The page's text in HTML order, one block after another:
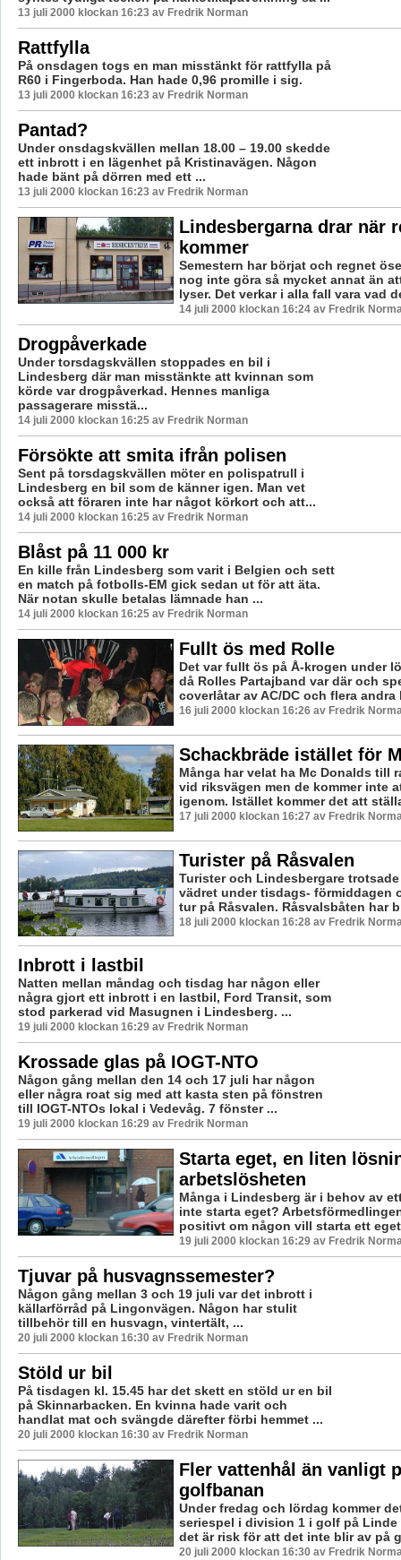
13 juli 2000 klockan 16:23 av Fredrik Norman
Rattfylla
På onsdagen togs en man misstänkt för rattfylla på
R60 i Fingerboda. Han hade 0,96 promille i sig.
13 juli 2000 klockan 16:23 av Fredrik Norman
Pantad?
Under onsdagskvällen mellan 18.00 – 19.00 skedde
ett inbrott i en lägenhet på Kristinavägen. Någon
hade bänt på dörren med ett ...
13 juli 2000 klockan 16:23 av Fredrik Norman
Lindesbergarna drar när
kommer
Semestern har börjat och regnet
nog inte göra så mycket annat än
lyser. Det verkar i alla fall vara vad
14 juli 2000 klockan 16:24 av Fredrik
Drogpåverkade
Under torsdagskvällen stoppades en bil i
Lindesberg där man misstänkte att kvinnan som
körde var drogpåverkad. Hennes manliga
passagerare misstä...
14 juli 2000 klockan 16:25 av Fredrik Norman
Försökte att smita ifrån polisen
Sent på torsdagskvällen möter en polispatrull i
Lindesberg en bil som de känner igen. Man vet
också att föraren inte har något körkort och att...
14 juli 2000 klockan 16:25 av Fredrik Norman
Blåst på 11 000 kr
En kille från Lindesberg som varit i Belgien och sett
en match på fotbolls-EM gick sedan ut för att äta.
När notan skulle betalas lämnade han ...
14 juli 2000 klockan 16:25 av Fredrik Norman
Fullt ös med Rolle
Det var fullt ös på Å-krogen under
då Rolles Partajband var där och
coverlåtar av AC/DC och flera andra
16 juli 2000 klockan 16:26 av Fredrik
Schackbräde istället för
Många har velat ha Mc Donalds till
vid riksvägen men de kommer inte
igenom. Istället kommer det att
17 juli 2000 klockan 16:27 av Fredrik
Turister på Råsvalen
Turister och Lindesbergare
vädret under tisdags- förmiddagen
tur på Råsvalen. Råsvalsbåten har
18 juli 2000 klockan 16:28 av Fredrik
Inbrott i lastbil
Natten mellan måndag och tisdag har någon eller
några gjort ett inbrott i en lastbil, Ford Transit, som
stod parkerad vid Masugnen i Lindesberg. ...
19 juli 2000 klockan 16:29 av Fredrik Norman
Krossade glas på IOGT-NTO
Någon gång mellan den 14 och 17 juli har någon
eller några roat sig med att kasta sten på fönstren
till IOGT-NTOs lokal i Vedevåg. 7 fönster ...
19 juli 2000 klockan 16:29 av Fredrik Norman
Starta eget, en liten
arbetslösheten
Många i Lindesberg är i behov av
inte starta eget?
positivt om någon vill starta ett
19 juli 2000 klockan 16:29 av Fredrik
Tjuvar på husvagnssemester?
Någon gång mellan 3 och 19 juli var det inbrott i
källarförråd på Lingonvägen. Någon har stulit
tillbehör till en husvagn, vintertält, ...
20 juli 2000 klockan 16:30 av Fredrik Norman
Stöld ur bil
På tisdagen kl. 15.45 har det skett en stöld ur en bil
på Skinnarbacken. En kvinna hade varit och
handlat mat och svängde därefter förbi hemmet ...
20 juli 2000 klockan 16:30 av Fredrik Norman
Fler vattenhål än vanligt
golfbanan
Under fredag och lördag kommer
seriespel i division 1 i golf på Linde
det är risk för att det inte blir av på
20 juli 2000 klockan 16:30 av Fredrik